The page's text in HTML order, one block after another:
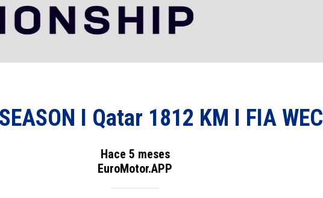
I Qatar 1812 KM I FIA WEC
Hace 5 meses
EuroMotor.APP